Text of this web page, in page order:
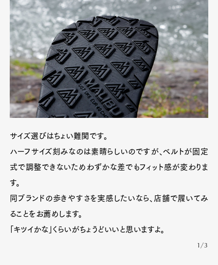
サイズ選びはちょい難関です。
ハーフサイズ刻みなのは素晴らしいのですが、ベルトが固定
式で調整できないためわずかな差でもフィット感が変わりま
す。
同ブランドの歩きやすさを実感したいなら、店舗で履いてみ
ることをお薦めします。
「キツイかな」くらいがちょうどいいと思いますよ。
1/3